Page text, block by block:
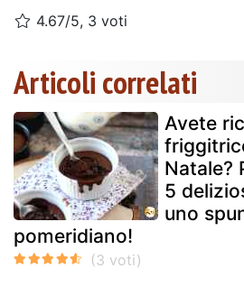
4.67/5, 3 voti
Articoli correlati
Avete
Natale?
5
uno
pomeridiano!